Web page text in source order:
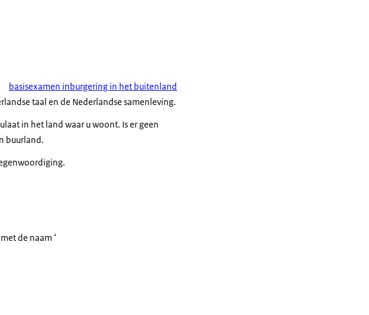
basisexamen inburgering in het buitenland
taal en de Nederlandse samenleving.
in het land waar u woont. Is er geen
buurland.
de naam ‘